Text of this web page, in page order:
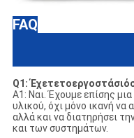
FAQ
Q1:
Α1: Ναι. Έχουμε επίσης
υλικού, όχι μόνο ικανή να
αλλά και να διατηρήσει
και των συστημάτων.